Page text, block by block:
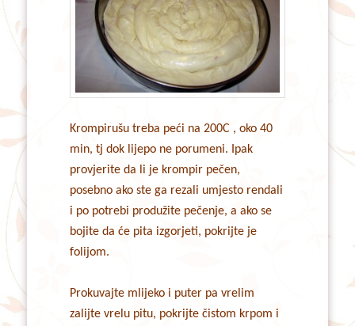
Krompirušu treba peći na 200C , oko 40
min, tj dok lijepo ne porumeni. Ipak
provjerite da li je krompir pečen,
posebno ako ste ga rezali umjesto rendali
i po potrebi produžite pečenje, a ako se
bojite da će pita izgorjeti, pokrijte je
folijom.
Prokuvajte mlijeko i puter pa vrelim
zalijte vrelu pitu, pokrijte čistom krpom i